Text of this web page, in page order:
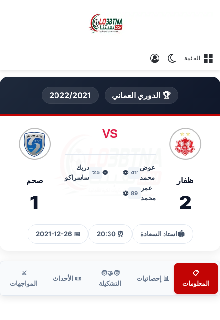
القائمة الوضع المظلم
🏆 الدوري العماني 2022/2021
ظفار
2
VS
عوض
محمد
'41
⚽
عمر
محمد
'89
⚽
⚽
25'
دريك
ساسراكو
صحم
1
🏟️استاد السعادة ⏰ 20:30
📅 2021-12-26
📋
المعلومات
📊 إحصائيات
🧑‍🤝‍🧑
التشكيلة
📜 الأحداث
⚔️
المواجهات